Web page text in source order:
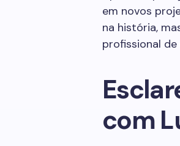
em novos
na história,
profissional de
com